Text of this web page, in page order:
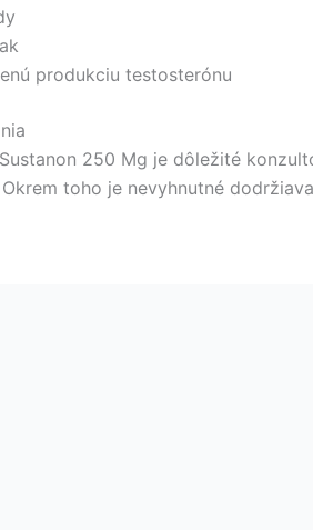
produkciu testosterónu
250 Mg je dôležité
toho je nevyhnutné